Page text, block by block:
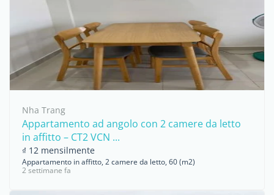
Nha Trang
Appartamento ad angolo con 2 camere da letto
in affitto – CT2 VCN ...
₫ 12 mensilmente
Appartamento in affitto, 2 camere da letto, 60 (m2)
2 settimane fa